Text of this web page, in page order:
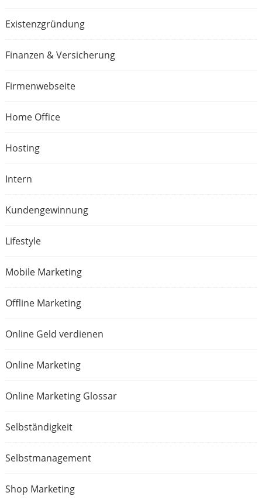
Existenzgründung
Finanzen & Versicherung
Firmenwebseite
Home Office
Hosting
Intern
Kundengewinnung
Lifestyle
Mobile Marketing
Offline Marketing
Online Geld verdienen
Online Marketing
Online Marketing Glossar
Selbständigkeit
Selbstmanagement
Shop Marketing